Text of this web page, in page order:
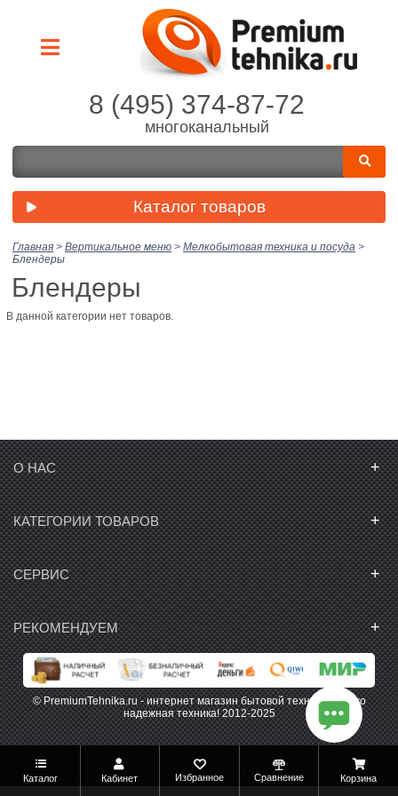
8 (495) 374-87-72
многоканальный
Каталог товаров
Главная > Вертикальное меню > Мелкобытовая техника и посуда >
Блендеры
Блендеры
В данной категории нет товаров.
Каталог Кабинет Избранное Сравнение Корзина
О НАС +
КАТЕГОРИИ ТОВАРОВ +
СЕРВИС +
РЕКОМЕНДУЕМ +
© PremiumTehnika.ru - интернет магазин бытовой техники. Только
надежная техника! 2012-2025